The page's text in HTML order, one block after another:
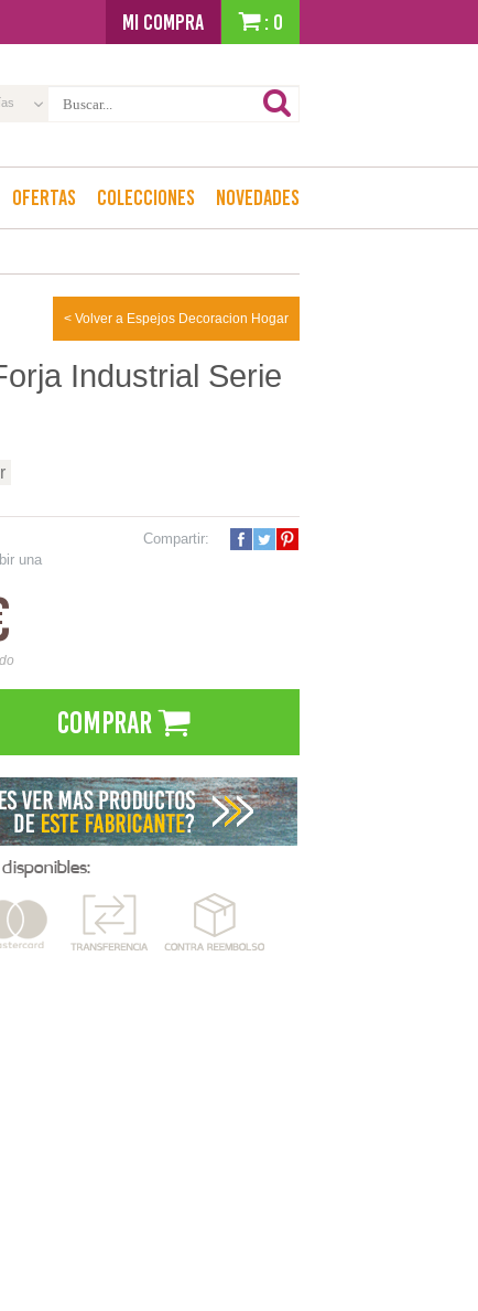
MI COMPRA : 0
Ofertas Colecciones Novedades
< Volver a Espejos Decoracion Hogar
Industrial Serie
una
Compartir:
Comprar